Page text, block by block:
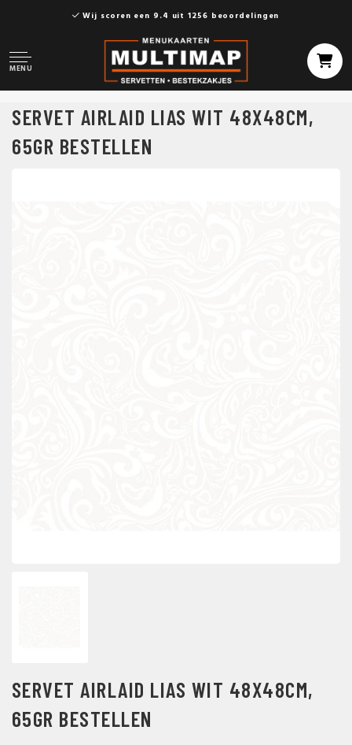
Wij scoren een 9.4 uit 1256 beoordelingen
MENU
SERVET AIRLAID LIAS WIT 48X48CM,
65GR BESTELLEN
SERVET AIRLAID LIAS WIT 48X48CM,
65GR BESTELLEN